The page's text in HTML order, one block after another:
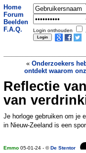
Home
Forum
Beelden
F.A.Q.
Login onthouden
« Onderzoekers
ontdekt waarom
Reflectie
van
Je horloge gebruiken om je
in Nieuw-Zeeland is een
Emmo 05-01-24 - ©De Stentor